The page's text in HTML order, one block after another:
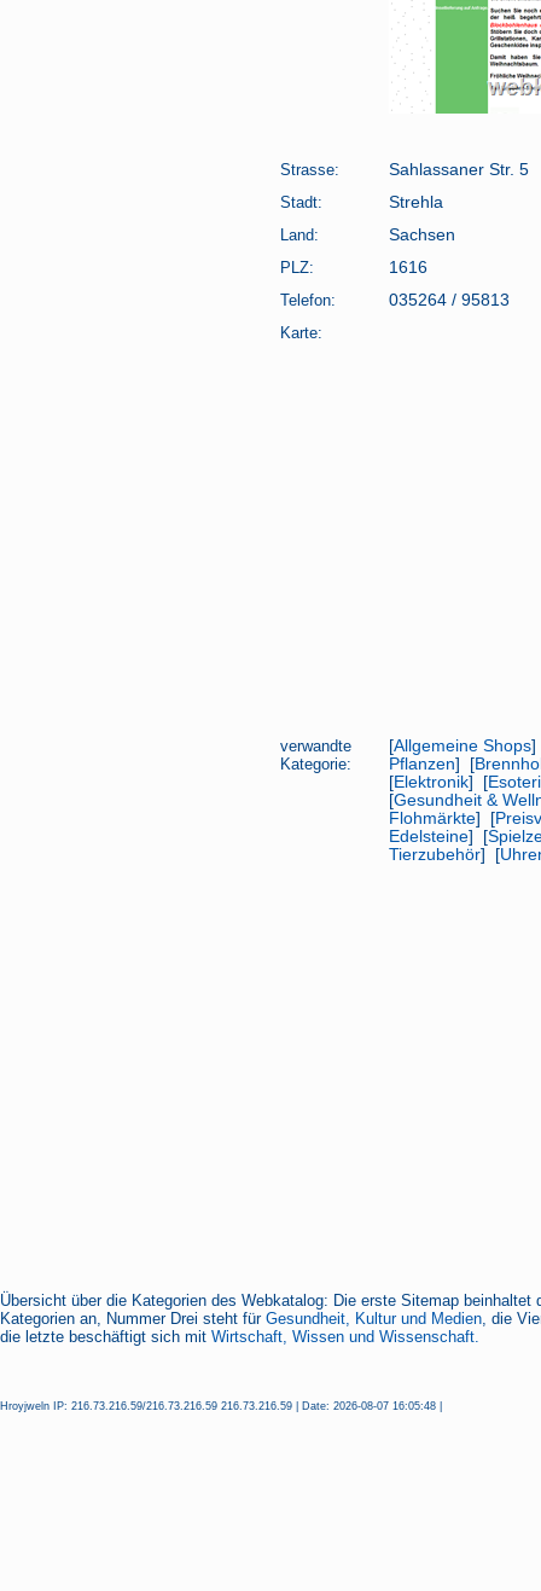
Strasse:
Sahlassaner Str. 5
Stadt:
Strehla
Land:
Sachsen
PLZ:
1616
Telefon:
035264 / 95813
Karte:
verwandte
Kategorie:
[Allgemeine Shops]
Pflanzen] [
[Elektronik] [
[Gesundheit &
Flohmärkte] [
Edelsteine] [
Tierzubehör] [
Übersicht über die Kategorien des Webkatalog: Die erste Sitemap beinhaltet
Kategorien an, Nummer Drei steht für Gesundheit, Kultur und Medien, die
die letzte beschäftigt sich mit Wirtschaft, Wissen und Wissenschaft.
Hroyjweln IP: 216.73.216.59/216.73.216.59 216.73.216.59 | Date: 2026-08-07 16:05:48 |